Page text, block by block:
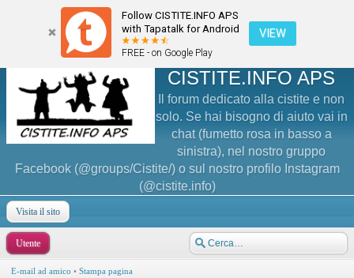
Follow CISTITE.INFO APS
with Tapatalk for Android
FREE - on Google Play
VIEW
CISTITE.INFO APS
Il forum dedicato alla cistite e non
solo. Se hai bisogno di aiuto vai in
chat (fumetto rosa in basso a
sinistra), nel nostro gruppo
Facebook (@groups/Cistite/) o sul nostro profilo Instagram
(@cistite.info)
Visita il sito
Utente
E-mail ad amico • Stampa pagina